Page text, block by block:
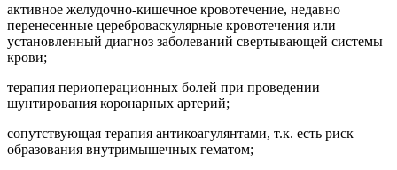
активное желудочно-кишечное кровотечение, недавно
перенесенные цереброваскулярные кровотечения или
установленный диагноз заболеваний свертывающей системы
крови;
терапия периоперационных болей при проведении
шунтирования коронарных артерий;
сопутствующая терапия антикоагулянтами, т.к. есть риск
образования внутримышечных гематом;